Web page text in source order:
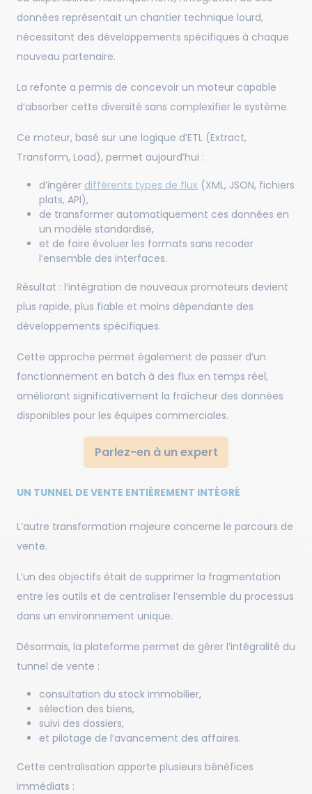
données représentait un chantier technique lourd,
nécessitant des développements spécifiques à chaque
nouveau partenaire.
La refonte a permis de concevoir un moteur capable
d’absorber cette diversité sans complexifier le système.
Ce moteur, basé sur une logique d’ETL (Extract,
Transform, Load), permet aujourd’hui :
d’ingérer différents types de flux (XML, JSON, fichiers
plats, API),
de transformer automatiquement ces données en
un modèle standardisé,
et de faire évoluer les formats sans recoder
l’ensemble des interfaces.
Résultat : l’intégration de nouveaux promoteurs devient
plus rapide, plus fiable et moins dépendante des
développements spécifiques.
Cette approche permet également de passer d’un
fonctionnement en batch à des flux en temps réel,
améliorant significativement la fraîcheur des données
disponibles pour les équipes commerciales.
Parlez-en à un expert
UN TUNNEL DE VENTE ENTIÈREMENT INTÉGRÉ
L’autre transformation majeure concerne le parcours de
vente.
L’un des objectifs était de supprimer la fragmentation
entre les outils et de centraliser l’ensemble du processus
dans un environnement unique.
Désormais, la plateforme permet de gérer l’intégralité du
tunnel de vente :
consultation du stock immobilier,
sélection des biens,
suivi des dossiers,
et pilotage de l’avancement des affaires.
Cette centralisation apporte plusieurs bénéfices
immédiats :